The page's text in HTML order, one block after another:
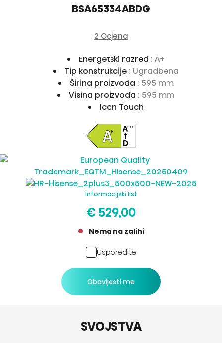
BSA65334ABDG
2 Ocjena
Energetski razred : A+
Tip konstrukcije : Ugradbena
Širina proizvoda : 595 mm
Visina proizvoda : 595 mm
Icon Touch
Informacijski list
€ 529,00
Nema na zalihi
Usporedite
Obavijesti me
SVOJSTVA